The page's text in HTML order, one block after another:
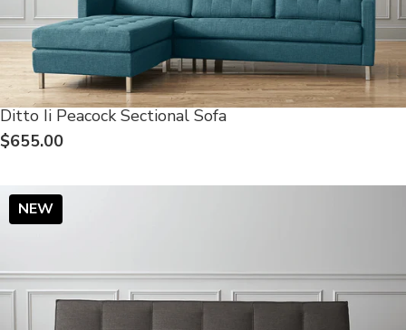
Ditto Ii Peacock Sectional Sofa
$655.00
NEW